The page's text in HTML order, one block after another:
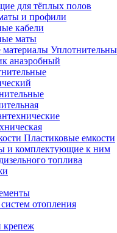
для тёплых полов
и профили
кабели
маты
анаэробный
Пластиковые емкости
и комплектующие к ним
топлива
отопления
крепеж